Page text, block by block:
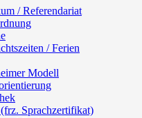
/ Referendariat
/ Ferien
Modell
Sprachzertifikat)